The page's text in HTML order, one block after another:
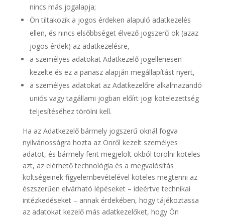
nincs más jogalapja;
Ön tiltakozik a jogos érdeken alapuló adatkezelés
ellen, és nincs elsőbbséget élvező jogszerű ok (azaz
jogos érdek) az adatkezelésre,
a személyes adatokat Adatkezelő jogellenesen
kezelte és ez a panasz alapján megállapítást nyert,
a személyes adatokat az Adatkezelőre alkalmazandó
uniós vagy tagállami jogban előírt jogi kötelezettség
teljesítéséhez törölni kell.
Ha az Adatkezelő bármely jogszerű oknál fogva
nyilvánosságra hozta az Önről kezelt személyes
adatot, és bármely fent megjelölt okból törölni köteles
azt, az elérhető technológia és a megvalósítás
költségeinek figyelembevételével köteles megtenni az
észszerűen elvárható lépéseket – ideértve technikai
intézkedéseket – annak érdekében, hogy tájékoztassa
az adatokat kezelő más adatkezelőket, hogy Ön